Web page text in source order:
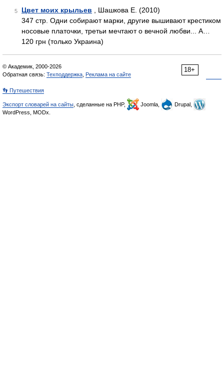
5 Цвет моих крыльев , Шашкова Е. (2010)
347 стр. Одни собирают марки, другие вышивают крестиком
носовые платочки, третьи мечтают о вечной любви... А…
120 грн (только Украина)
18+
© Академик, 2000-2026
Обратная связь: Техподдержка Реклама на сайте
👣 Путешествия
Экспорт словарей на сайты , сделанные на PHP, Joomla,
Drupal,
WordPress, MODx.